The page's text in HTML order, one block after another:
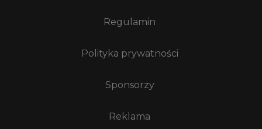
Regulamin
Polityka prywatności
Sponsorzy
Reklama